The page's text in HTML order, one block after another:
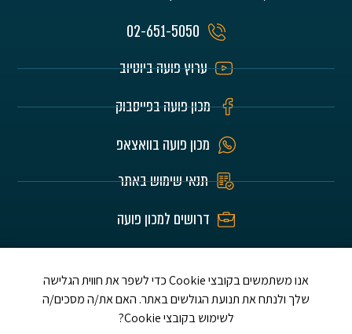
02-651-5050
ערוץ פועה ביוטיוב
מכון פועה בפייסבוק
מכון פועה בוואצאפ
תנאי שימוש באתר
דרושים למכון פועה
ז"ל ושלום אברדם ז"ל ת.נ.צ.ב.ה.אנו משתמשים בקובצי Cookie כדי לשפר את חווית הגלישה
שלך ולנתח את תנועת הגולשים באתר. האם את/ה מסכים/ה
לשימוש בקובצי Cookie?